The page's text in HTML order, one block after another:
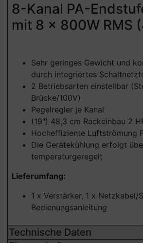
8-Kanal PA-
mit 8 x 800W RMS
Sehr geringes Gewicht und
durch integriertes
2 Betriebsarten einstellbar
Brücke/100V)
Pegelregler je Kanal
(19") 48,3 cm Rackeinbau 2
Hocheffiziente Luftströmung
Die Gerätekühlung erfolgt
temperaturgeregelt
Lieferumfang:
1 x Verstärker, 1 x Netzkabel/
Bedienungsanleitung
Technische Daten